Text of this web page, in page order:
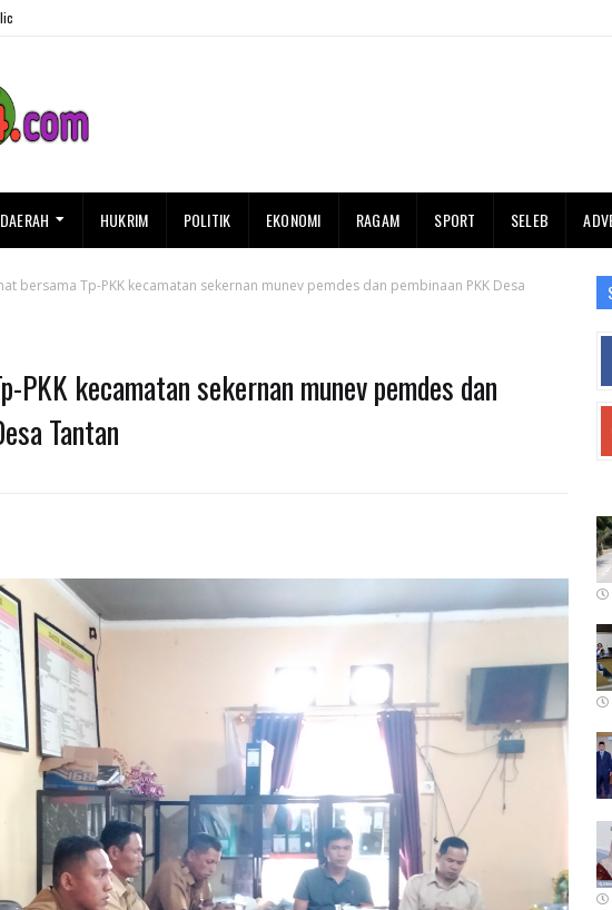
DAERAH HUKRIM POLITIK EKONOMI RAGAM SPORT SELEB
bersama Tp-PKK kecamatan sekernan munev pemdes dan pembinaan PKK Desa
PKK kecamatan sekernan munev pemdes dan
Tantan